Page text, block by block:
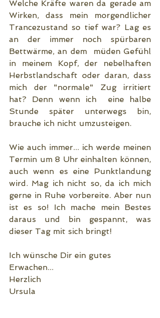
Welche Kräfte waren da gerade am
Wirken, dass mein morgendlicher
Trancezustand so tief war? Lag es
an der immer noch spürbaren
Bettwärme, an dem  müden Gefühl
in meinem Kopf, der nebelhaften
Herbstlandschaft oder daran, dass
mich der "normale" Zug irritiert
hat? Denn wenn ich  eine halbe
Stunde später unterwegs bin,
brauche ich nicht umzusteigen.
Wie auch immer... ich werde meinen
Termin um 8 Uhr einhalten können,
auch wenn es eine Punktlandung
wird. Mag ich nicht so, da ich mich
gerne in Ruhe vorbereite. Aber nun
ist es so! Ich mache mein Bestes
daraus und bin gespannt, was
dieser Tag mit sich bringt!
Ich wünsche Dir ein gutes
Erwachen...
Herzlich
Ursula